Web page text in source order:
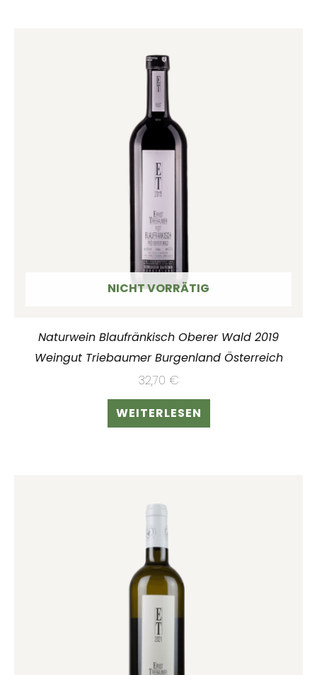
NICHT VORRÄTIG
Naturwein Blaufränkisch Oberer Wald 2019
Weingut Triebaumer Burgenland Österreich
32,70 €
WEITERLESEN